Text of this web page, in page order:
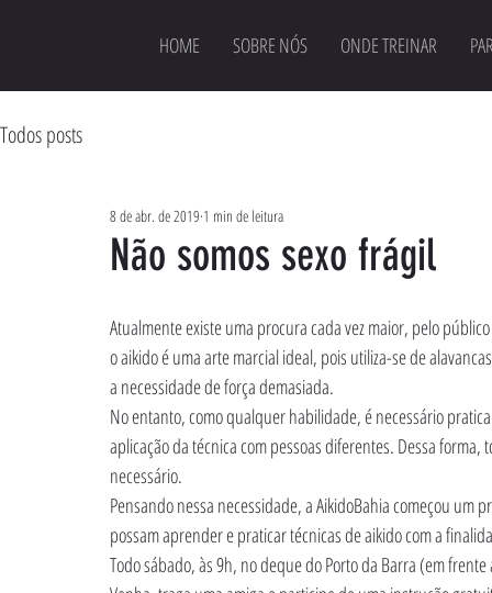
HOME SOBRE NÓS ONDE TREINAR
Todos posts
Não somos sexo frágil
8 de abr. de 2019 1 min de leitura
Atualmente existe uma procura cada vez maior, pelo
o aikido é uma arte marcial ideal, pois utiliza-se de
a necessidade de força demasiada.
No entanto, como qualquer habilidade, é necessário
aplicação da técnica com pessoas diferentes. Dessa
necessário.
Pensando nessa necessidade, a AikidoBahia começou
possam aprender e praticar técnicas de aikido com a
Todo sábado, às 9h, no deque do Porto da Barra (em